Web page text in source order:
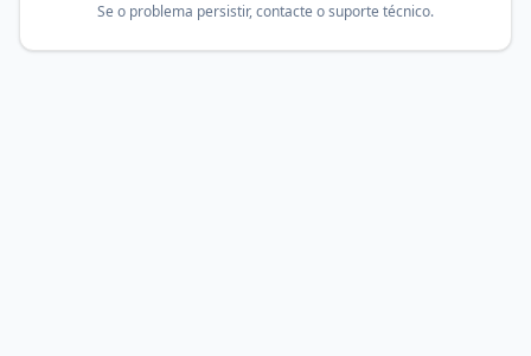
Se o problema persistir, contacte o suporte técnico.